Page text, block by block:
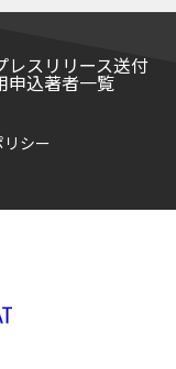
レスリリース送付
申込著者一覧
シー